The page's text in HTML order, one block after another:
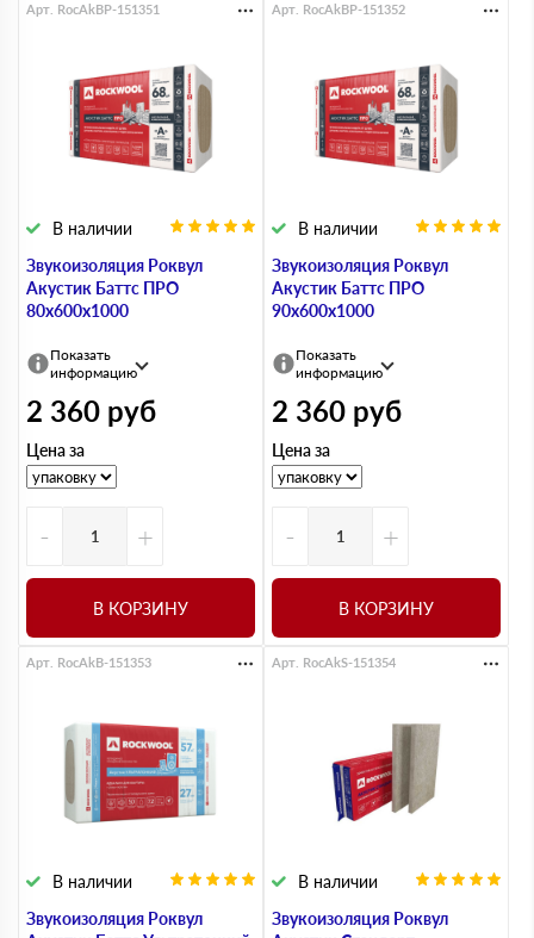
Звукоизоляция Роквул
Акустик Баттс ПРО
80х600х1000
В наличии
Арт. RocAkBP-151351
Показать
информацию
2 360 руб
Цена за
- +
В КОРЗИНУ
Звукоизоляция Роквул
Акустик Баттс ПРО
90х600х1000
В наличии
Арт. RocAkBP-151352
Показать
информацию
2 360 руб
Цена за
- +
В КОРЗИНУ
Звукоизоляция Роквул
В наличии
Арт. RocAkB-151353
Звукоизоляция Роквул
В наличии
Арт. RocAkS-151354